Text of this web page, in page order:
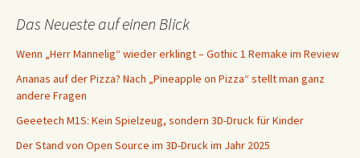
Das Neueste auf einen Blick
Wenn „Herr Mannelig“ wieder erklingt – Gothic 1 Remake im Review
Ananas auf der Pizza? Nach „Pineapple on Pizza“ stellt man ganz
andere Fragen
Geeetech M1S: Kein Spielzeug, sondern 3D-Druck für Kinder
Der Stand von Open Source im 3D-Druck im Jahr 2025